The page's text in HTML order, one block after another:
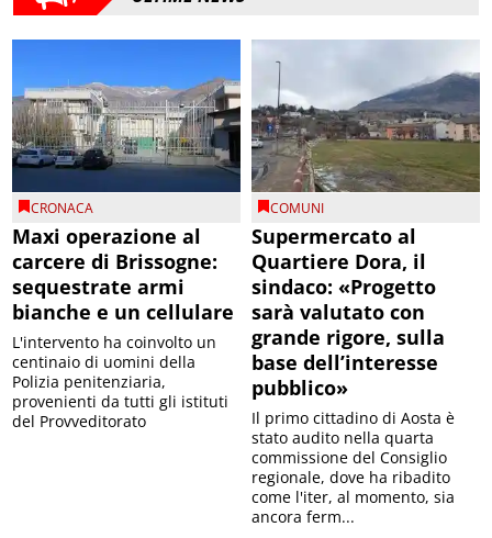
CRONACA
Maxi operazione al
carcere di Brissogne:
sequestrate armi
bianche e un cellulare
L'intervento ha coinvolto un
centinaio di uomini della
Polizia penitenziaria,
provenienti da tutti gli istituti
del Provveditorato
COMUNI
Supermercato al
Quartiere Dora, il
sindaco: «Progetto
sarà valutato con
grande rigore, sulla
base dell’interesse
pubblico»
Il primo cittadino di Aosta è
stato audito nella quarta
commissione del Consiglio
regionale, dove ha ribadito
come l'iter, al momento, sia
ancora ferm...